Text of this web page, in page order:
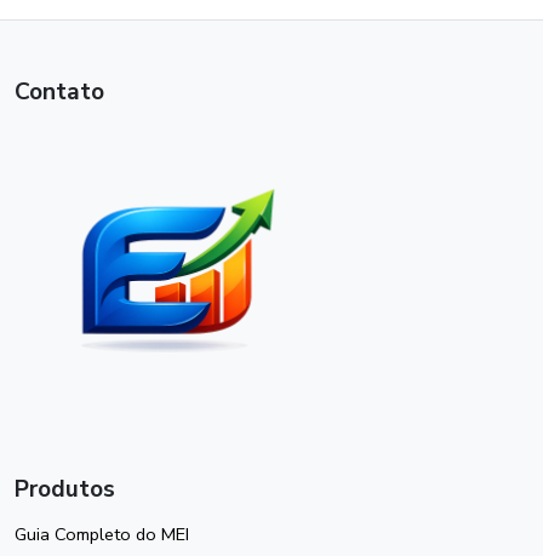
Contato
Produtos
Guia Completo do MEI